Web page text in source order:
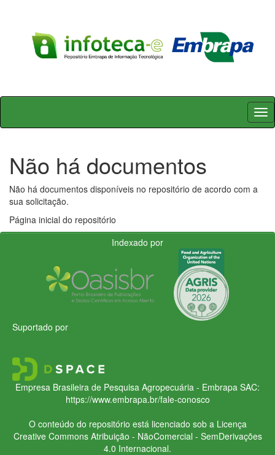
Skip
Não há documentos
Não há documentos disponíveis no repositório de acordo com a
sua solicitação.
Página inicial do repositório
Indexado por
Suportado por
Empresa Brasileira de Pesquisa Agropecuária - Embrapa SAC:
https://www.embrapa.br/fale-conosco
O conteúdo do repositório está licenciado sob a Licença
Creative CommonsAtribuição - NãoComercial - SemDerivações
4.0 Internacional.